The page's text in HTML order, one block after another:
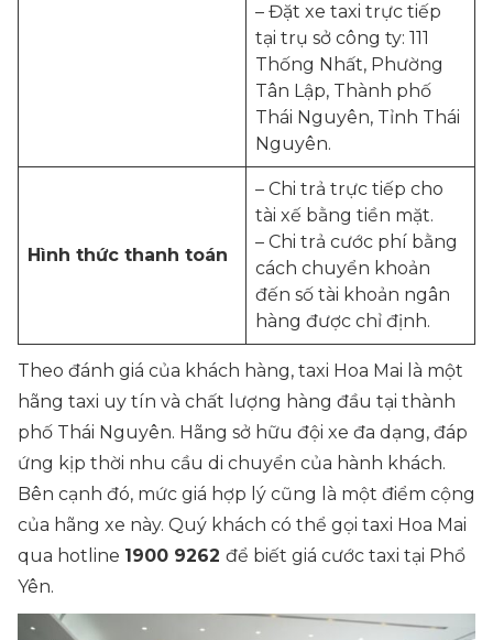
– Đặt xe taxi trực tiếp
tại trụ sở công ty: 111
Thống Nhất, Phường
Tân Lập, Thành phố
Thái Nguyên, Tỉnh Thái
Nguyên.
Hình thức thanh toán
– Chi trả trực tiếp cho
tài xế bằng tiền mặt.
– Chi trả cước phí bằng
cách chuyển khoản
đến số tài khoản ngân
hàng được chỉ định.
Theo đánh giá của khách hàng, taxi Hoa Mai là một
hãng taxi uy tín và chất lượng hàng đầu tại thành
phố Thái Nguyên. Hãng sở hữu đội xe đa dạng, đáp
ứng kịp thời nhu cầu di chuyển của hành khách.
Bên cạnh đó, mức giá hợp lý cũng là một điểm cộng
của hãng xe này. Quý khách có thể gọi taxi Hoa Mai
qua hotline 1900 9262 để biết giá cước taxi tại Phổ
Yên.